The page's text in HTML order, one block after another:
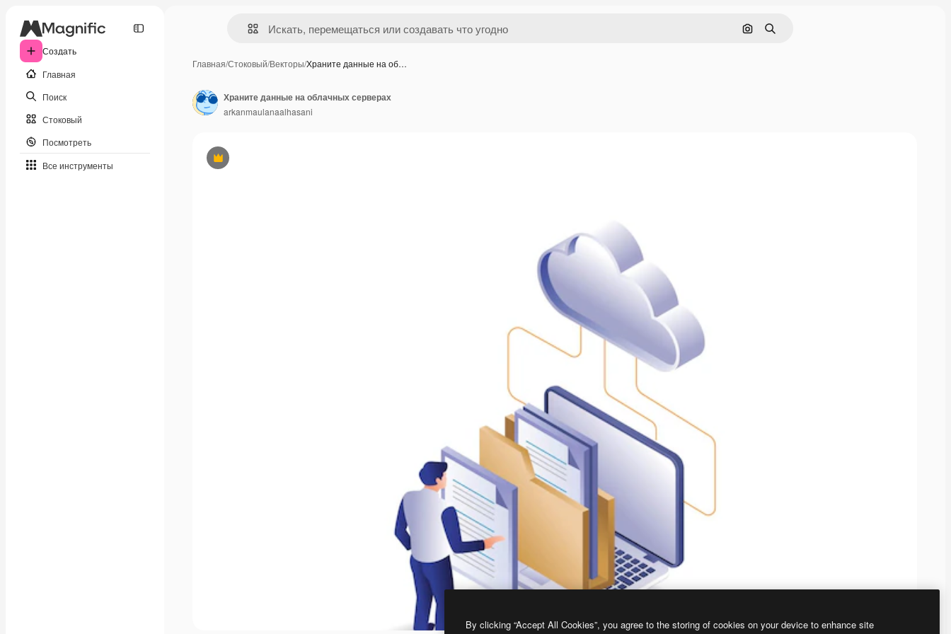
Создать
Главная
Поиск
Стоковый
Посмотреть
Все инструменты
Поиск по изображению
Поиск
Главная/Стоковый/Векторы/Храните данные на об…
Премиум
Храните данные на облачных серверах
arkanmaulanaalhasani
By clicking “Accept All Cookies”, you agree to the storing of cookies on your device to enhance site